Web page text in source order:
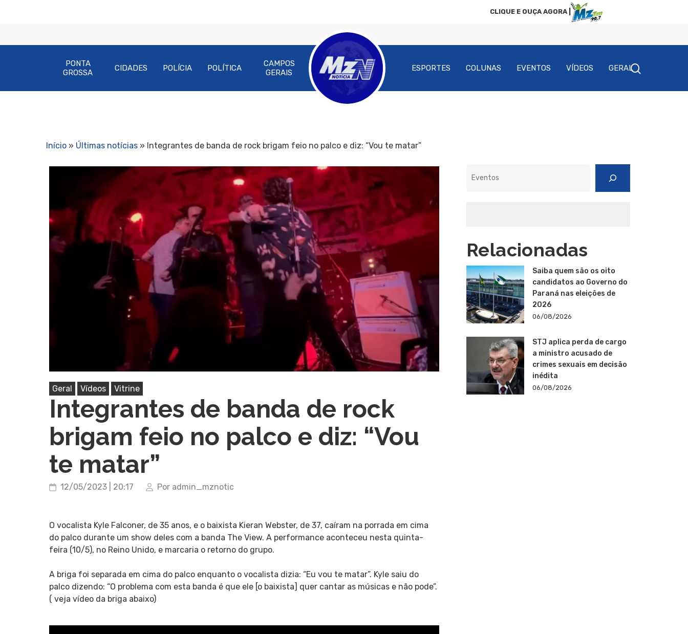
CLIQUE E OUÇA AGORA |
Pressione Enter para pesquisar ou ESC para fechar
PONTA
GROSSA
CIDADES POLÍCIA POLÍTICA
CAMPOS
GERAIS
ESPORTES COLUNAS EVENTOS VÍDEOS GERAL
Início » Últimas notícias » Integrantes de banda de rock brigam feio no palco e diz: “Vou te matar”
Geral Vídeos Vitrine
Integrantes de banda de rock
brigam feio no palco e diz: “Vou
te matar”
12/05/2023 | 20:17 Por admin_mznotic
O vocalista Kyle Falconer, de 35 anos, e o baixista Kieran Webster, de 37, caíram na porrada em cima
do palco durante um show deles com a banda The View. A performance aconteceu nesta quinta-
feira (10/5), no Reino Unido, e marcaria o retorno do grupo.
A briga foi separada em cima do palco enquanto o vocalista dizia: “Eu vou te matar”. Kyle saiu do
palco dizendo: “O problema com esta banda é que ele [o baixista] quer cantar as músicas e não pode”.
( veja vídeo da briga abaixo)
Relacionadas
Saiba quem são os oito
candidatos ao Governo do
Paraná nas eleições de
2026
06/08/2026
STJ aplica perda de cargo
a ministro acusado de
crimes sexuais em decisão
inédita
06/08/2026